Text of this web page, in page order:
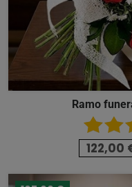
Ramo
122,00